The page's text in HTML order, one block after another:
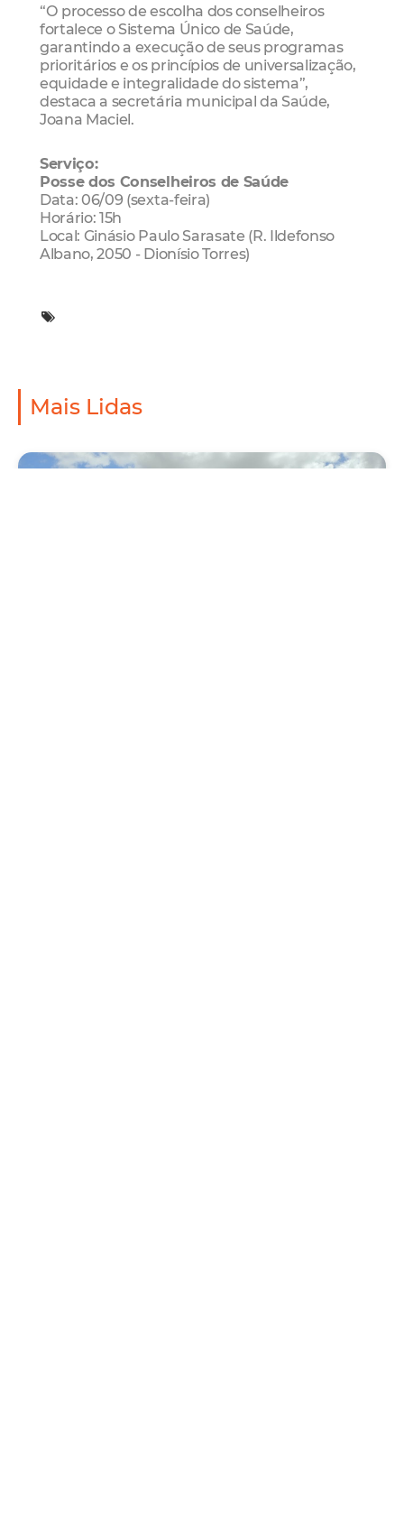
“O processo de escolha dos conselheiros
fortalece o Sistema Único de Saúde,
garantindo a execução de seus programas
prioritários e os princípios de universalização,
equidade e integralidade do sistema”,
destaca a secretária municipal da Saúde,
Joana Maciel.
Serviço:
Posse dos Conselheiros de Saúde
Data: 06/09 (sexta-feira)
Horário: 15h
Local: Ginásio Paulo Sarasate (R. Ildefonso
Albano, 2050 - Dionísio Torres)
Mais Lidas